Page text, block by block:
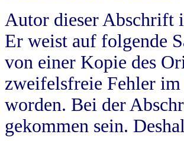
Autor dieser Abschrift
Er weist auf folgende
von einer Kopie des
zweifelsfreie Fehler
worden. Bei der
gekommen sein.